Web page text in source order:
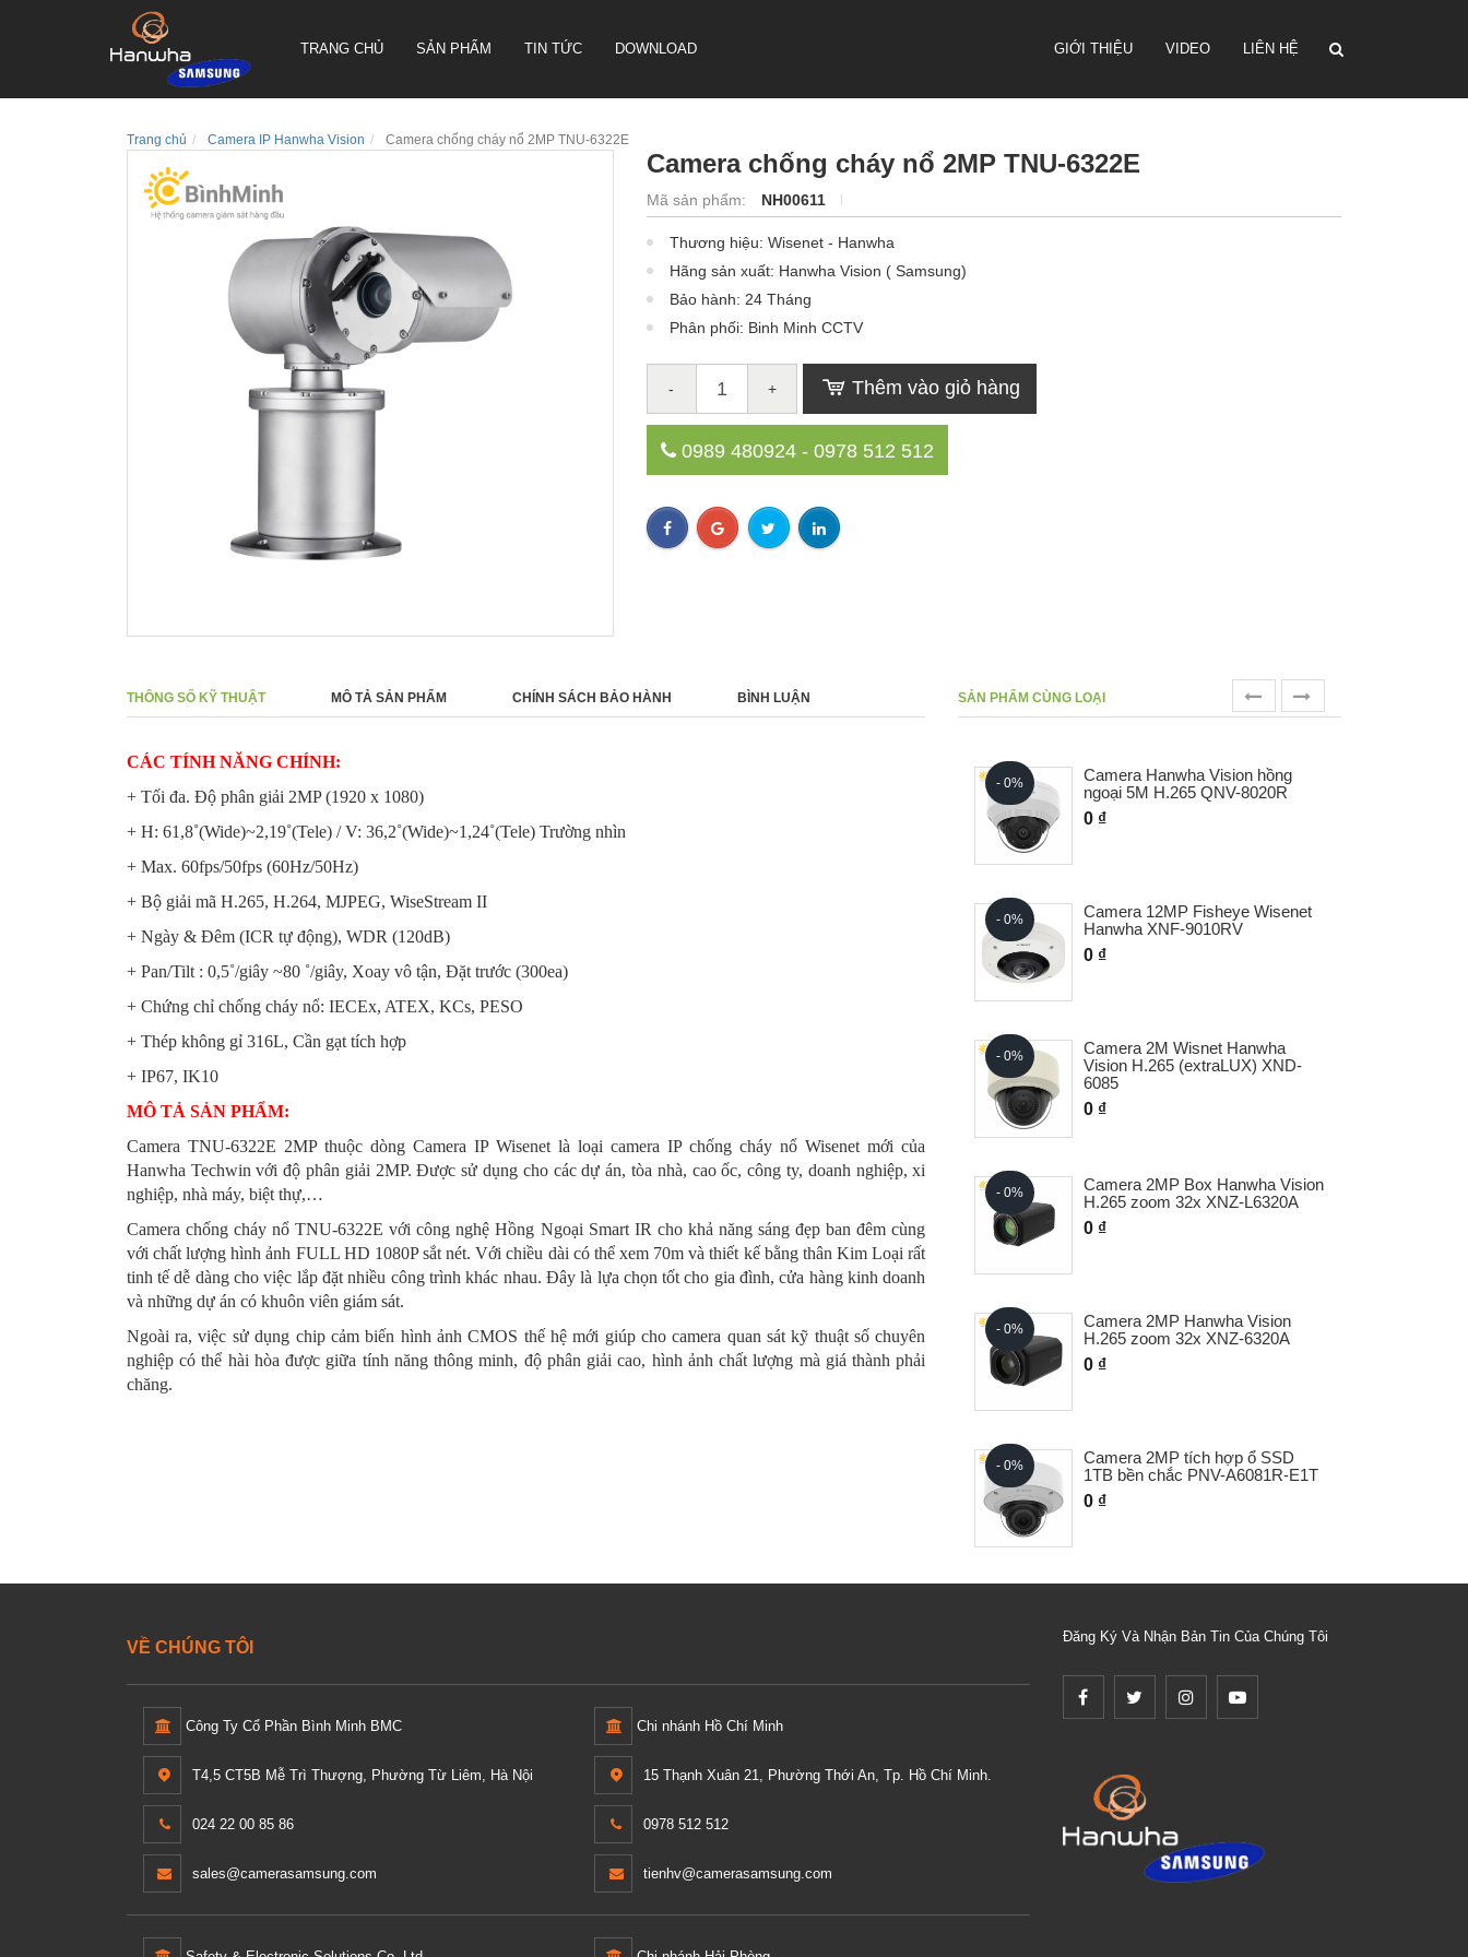
TRANG CHỦ SẢN PHẨM
CAMERA QUAY QUYÉT PTZ
TRUEN HÀN QUỐC
CAMERA THÂN TRUEN HÀN
CAMERA ỐP TRẦN TRUEN
HÀN QUỐC
CAMERA HỘI NGHỊ TRUYỀN
LOA IP- PA SYSTEM SONBS
HỆ THỐNG LOA ANALOG - PA
SYSTERM SONBS
TIN TỨC DOWNLOAD GIỚI THIỆU VIDEO LIÊN HỆ
Trang chủ Camera IP Hanwha Vision Camera chống cháy nổ 2MP TNU-6322E
Camera chống cháy nổ 2MP TNU-6322E
Mã sản phẩm: NH00611
Thương hiệu: Wisenet - Hanwha
Hãng sản xuất: Hanwha Vision ( Samsung)
Bảo hành: 24 Tháng
Phân phối: Binh Minh CCTV
- + Thêm vào giỏ hàng
0989 480924 - 0978 512 512
THÔNG SỐ KỸ THUẬT MÔ TẢ SẢN PHẨM CHÍNH SÁCH BẢO HÀNH BÌNH LUẬN
CÁC TÍNH NĂNG CHÍNH:
+ Tối đa. Độ phân giải 2MP (1920 x 1080)
+ H: 61,8˚(Wide)~2,19˚(Tele) / V: 36,2˚(Wide)~1,24˚(Tele) Trường nhìn
+ Max. 60fps/50fps (60Hz/50Hz)
+ Bộ giải mã H.265, H.264, MJPEG, WiseStream II
+ Ngày & Đêm (ICR tự động), WDR (120dB)
+ Pan/Tilt : 0,5˚/giây ~80 ˚/giây, Xoay vô tận, Đặt trước (300ea)
+ Chứng chỉ chống cháy nổ: IECEx, ATEX, KCs, PESO
+ Thép không gỉ 316L, Cần gạt tích hợp
+ IP67, IK10
MÔ TẢ SẢN PHẨM:
Camera TNU-6322E 2MP thuộc dòng Camera IP Wisenet là loại camera IP chống cháy nổ Wisenet mới của
Hanwha Techwin với độ phân giải 2MP. Được sử dụng cho các dự án, tòa nhà, cao ốc, công ty, doanh nghiệp, xi
nghiệp, nhà máy, biệt thự,…
Camera chống cháy nổ TNU-6322E với công nghệ Hồng Ngoại Smart IR cho khả năng sáng đẹp ban đêm cùng
với chất lượng hình ảnh FULL HD 1080P sắt nét. Với chiều dài có thể xem 70m và thiết kế bằng thân Kim Loại rất
tinh tế dễ dàng cho việc lắp đặt nhiều công trình khác nhau. Đây là lựa chọn tốt cho gia đình, cửa hàng kinh doanh
và những dự án có khuôn viên giám sát.
Ngoài ra, việc sử dụng chip cảm biến hình ảnh CMOS thế hệ mới giúp cho camera quan sát kỹ thuật số chuyên
nghiệp có thể hài hòa được giữa tính năng thông minh, độ phân giải cao, hình ảnh chất lượng mà giá thành phải
chăng.
SẢN PHẨM CÙNG LOẠI
Camera Hanwha Vision hồng
ngoại 5M H.265 QNV-8020R
Camera 12MP Fisheye Wisenet
Hanwha XNF-9010RV
Camera 2M Wisnet Hanwha
Vision H.265 (extraLUX) XND-
Camera 2MP Box Hanwha Vision
H.265 zoom 32x XNZ-L6320A
- 0%
Camera 2MP Hanwha Vision
H.265 zoom 32x XNZ-6320A
Camera 2MP tích hợp ổ SSD
1TB bền chắc PNV-A6081R-E1T
- 0%
- 0%
Camera 4M Wisenet
- 0%
- 0%
Camera 8MP 30x AI
- 0%
- 0%
8083R
VỀ CHÚNG TÔI
Công Ty Cổ Phần Bình Minh BMC
T4,5 CT5B Mễ Trì Thượng, Phường Từ Liêm, Hà Nội
024 22 00 85 86
sales@camerasamsung.com
Chi nhánh Hồ Chí Minh
15 Thạnh Xuân 21, Phường Thới An, Tp. Hồ Chí Minh.
0978 512 512
tienhv@camerasamsung.com
Đăng Ký Và Nhận Bản Tin Của Chúng Tôi